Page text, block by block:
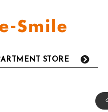
STORE